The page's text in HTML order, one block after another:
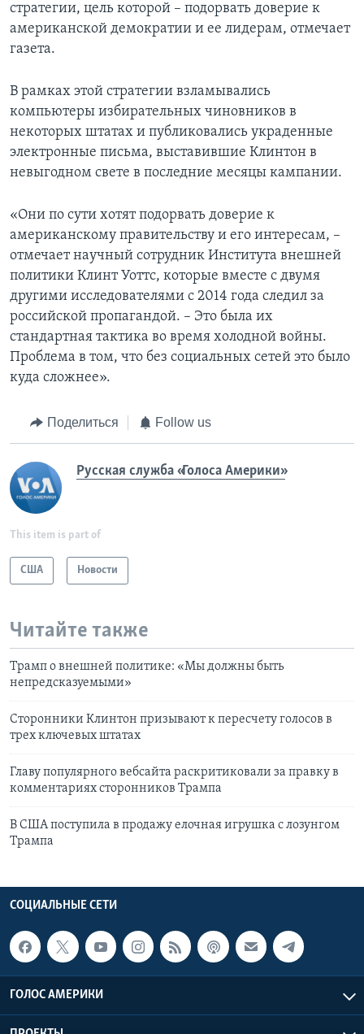
стратегии, цель которой – подорвать доверие к
американской демократии и ее лидерам, отмечает
газета.
В рамках этой стратегии взламывались
компьютеры избирательных чиновников в
некоторых штатах и публиковались украденные
электронные письма, выставившие Клинтон в
невыгодном свете в последние месяцы кампании.
«Они по сути хотят подорвать доверие к
американскому правительству и его интересам, –
отмечает научный сотрудник Института внешней
политики Клинт Уоттс, которые вместе с двумя
другими исследователями с 2014 года следил за
российской пропагандой. – Это была их
стандартная тактика во время холодной войны.
Проблема в том, что без социальных сетей это было
куда сложнее».
Поделиться Follow us
Русская служба «Голоса Америки»
This item is part of
США Новости
Читайте также
Трамп о внешней политике: «Мы должны быть
непредсказуемыми»
Сторонники Клинтон призывают к пересчету голосов в
трех ключевых штатах
Главу популярного вебсайта раскритиковали за правку в
комментариях сторонников Трампа
В США поступила в продажу елочная игрушка с лозунгом
Трампа
СОЦИАЛЬНЫЕ СЕТИ
ГОЛОС АМЕРИКИ